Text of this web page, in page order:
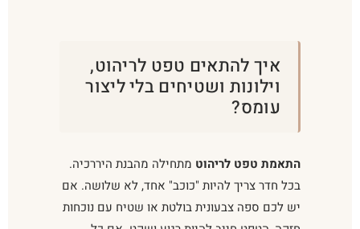
איך להתאים טפט לריהוט,
וילונות ושטיחים בלי ליצור
עומס?
התאמת טפט לריהוט מתחילה מהבנת היררכיה.
בכל חדר צריך להיות "כוכב" אחד, לא שלושה. אם
יש לכם ספה צבעונית בולטת או שטיח עם נוכחות